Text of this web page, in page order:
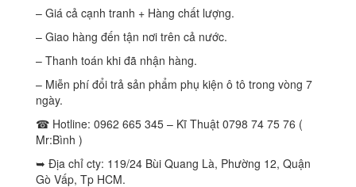
– Giá cả cạnh tranh + Hàng chất lượng.
– Giao hàng đến tận nơi trên cả nước.
– Thanh toán khi đã nhận hàng.
– Miễn phí đổi trả sản phẩm phụ kiện ô tô trong vòng 7
ngày.
☎ Hotline: 0962 665 345 – Kĩ Thuật 0798 74 75 76 (
Mr:Bình )
➥ Địa chỉ cty: 119/24 Bùi Quang Là, Phường 12, Quận
Gò Vấp, Tp HCM.